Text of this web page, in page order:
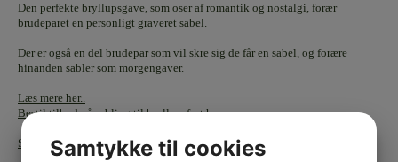
Den perfekte bryllupsgave, som oser af romantik og nostalgi, forær
brudeparet en personligt graveret sabel.
Der er også en del brudepar som vil skre sig de får en sabel, og forære
hinanden sabler som morgengaver.
Læs mere her..
Bestil tilbud på sabling til bryllupsfest her..
SølvbryllupSamtykke til cookies